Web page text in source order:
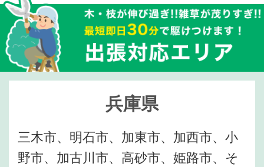
兵庫県
三木市、明石市、加東市、加西市、小
野市、加古川市、高砂市、姫路市、そ